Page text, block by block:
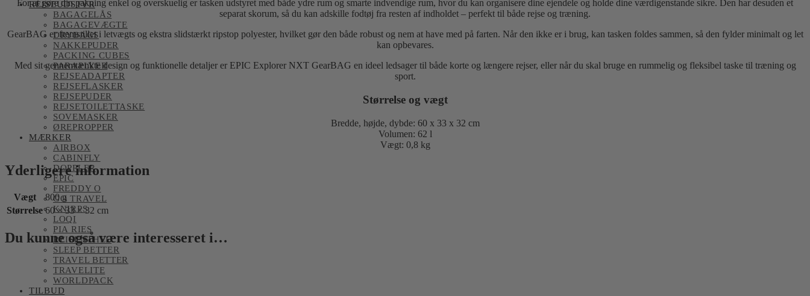
REJSEUDSTYR
BAGAGELÅS
BAGAGEVÆGTE
DRYBAGS
NAKKEPUDER
PACKING CUBES
PARAPLYER
REJSEADAPTER
REJSEFLASKER
REJSEPUDER
REJSETOILETTASKE
SOVEMASKER
ØREPROPPER
MÆRKER
AIRBOX
CABINFLY
DOPPLER
EPIC
FREDDY O
GO TRAVEL
KNIRPS
LOQI
PIA RIES
REISENTHEL
SLEEP BETTER
TRAVEL BETTER
TRAVELITE
WORLDPACK
TILBUD
For at gøre din pakning enkel og overskuelig er tasken udstyret med både ydre rum og smarte indvendige rum, hvor du kan organisere dine ejendele og holde dine værdigenstande sikre. Den har desuden et
separat skorum, så du kan adskille fodtøj fra resten af indholdet – perfekt til både rejse og træning.
GearBAG er fremstillet i letvægts og ekstra slidstærkt ripstop polyester, hvilket gør den både robust og nem at have med på farten. Når den ikke er i brug, kan tasken foldes sammen, så den fylder minimalt og let
kan opbevares.
Med sit gennemtænkte design og funktionelle detaljer er EPIC Explorer NXT GearBAG en ideel ledsager til både korte og længere rejser, eller når du skal bruge en rummelig og fleksibel taske til træning og
sport.
Størrelse og vægt
Bredde, højde, dybde: 60 x 33 x 32 cm
Volumen: 62 l
Vægt: 0,8 kg
Yderligere information
Vægt
800 g
Størrelse 60 × 33 × 32 cm
Du kunne også være interesseret i…